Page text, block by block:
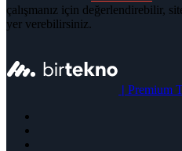
çalışmanız için değerlendirebilir,
yer verebilirsiniz.
| Premium